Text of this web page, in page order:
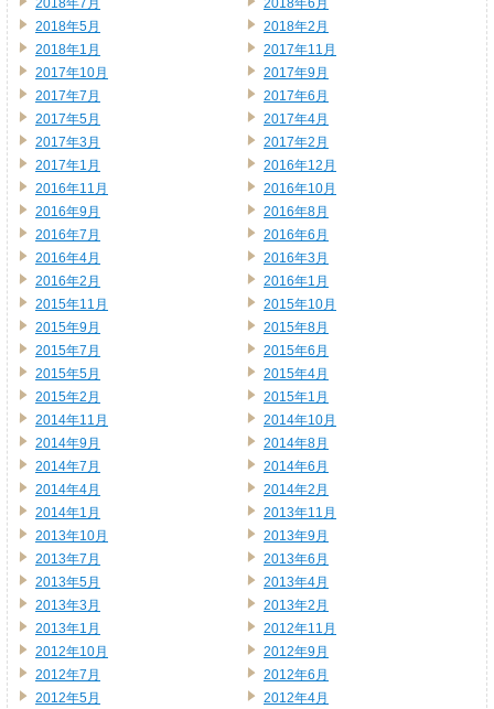
2018年5月
2018年2月
2018年1月
2017年11月
2017年10月
2017年9月
2017年7月
2017年6月
2017年5月
2017年4月
2017年3月
2017年2月
2017年1月
2016年12月
2016年11月
2016年10月
2016年9月
2016年8月
2016年7月
2016年6月
2016年4月
2016年3月
2016年2月
2016年1月
2015年11月
2015年10月
2015年9月
2015年8月
2015年7月
2015年6月
2015年5月
2015年4月
2015年2月
2015年1月
2014年11月
2014年10月
2014年9月
2014年8月
2014年7月
2014年6月
2014年4月
2014年2月
2014年1月
2013年11月
2013年10月
2013年9月
2013年7月
2013年6月
2013年5月
2013年4月
2013年3月
2013年2月
2013年1月
2012年11月
2012年10月
2012年9月
2012年7月
2012年6月
2012年5月
2012年4月